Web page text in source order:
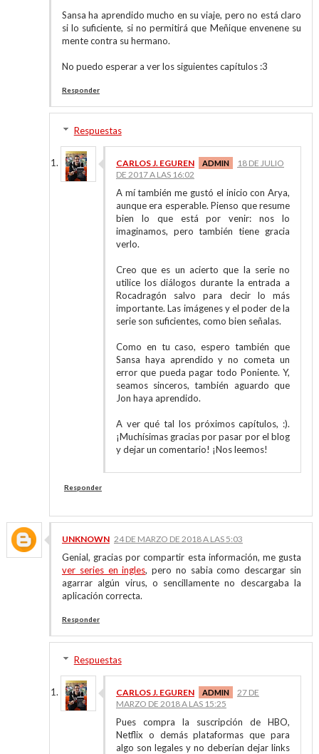
Sansa ha aprendido mucho en su viaje, pero no está claro
si lo suficiente, si no permitirá que Meñique envenene su
mente contra su hermano.
No puedo esperar a ver los siguientes capítulos :3
Responder
Respuestas
CARLOS J. EGUREN
18 DE JULIO
DE 2017 A LAS 16:02
A mí también me gustó el inicio con Arya,
aunque era esperable. Pienso que resume
bien lo que está por venir: nos lo
imaginamos, pero también tiene gracia
verlo.
Creo que es un acierto que la serie no
utilice los diálogos durante la entrada a
Rocadragón salvo para decir lo más
importante. Las imágenes y el poder de la
serie son suficientes, como bien señalas.
Como en tu caso, espero también que
Sansa haya aprendido y no cometa un
error que pueda pagar todo Poniente. Y,
seamos sinceros, también aguardo que
Jon haya aprendido.
A ver qué tal los próximos capítulos, :).
¡Muchísimas gracias por pasar por el blog
y dejar un comentario! ¡Nos leemos!
Responder
UNKNOWN 24 DE MARZO DE 2018 A LAS 5:03
Genial, gracias por compartir esta información, me gusta
ver series en ingles, pero no sabia como descargar sin
agarrar algún virus, o sencillamente no descargaba la
aplicación correcta.
Responder
Respuestas
CARLOS J. EGUREN
27 DE
MARZO DE 2018 A LAS 15:25
Pues compra la suscripción de HBO,
Netflix o demás plataformas que para
algo son legales y no deberían dejar links